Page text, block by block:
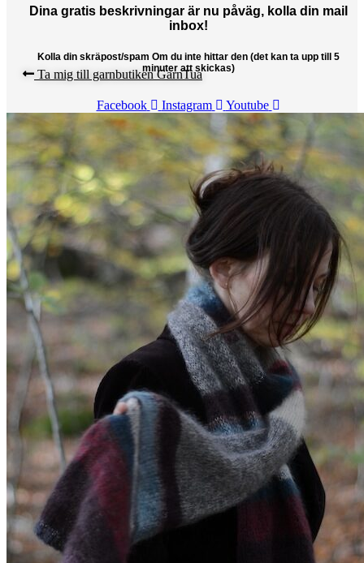
Dina gratis beskrivningar är nu påväg, kolla din mail
inbox!
Kolla din skräpost/spam Om du inte hittar den (det kan ta upp till 5
minuter att skickas)
Ta mig till garnbutiken GarnTua
Facebook Instagram Youtube